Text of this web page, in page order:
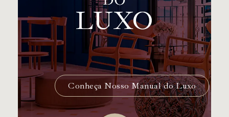
Conheça Nosso Manual do Luxo